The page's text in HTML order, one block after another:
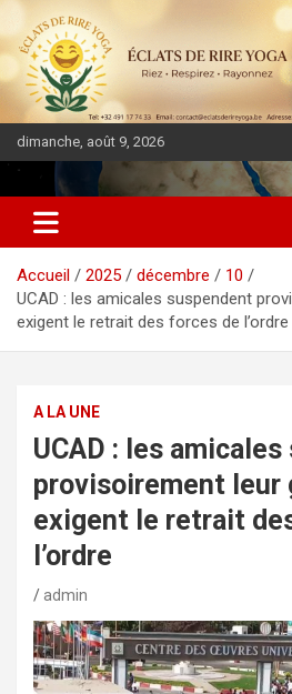
dimanche, août 9, 2026
DIASPORA PULSE
Accueil 2025 décembre
10
UCAD : les amicales suspendent
exigent le retrait des forces de l’ordre
A LA UNE
UCAD : les
provisoirement leur
exigent le retrait
l’ordre
admin